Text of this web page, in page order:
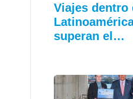
Viajes dentro
superan el…